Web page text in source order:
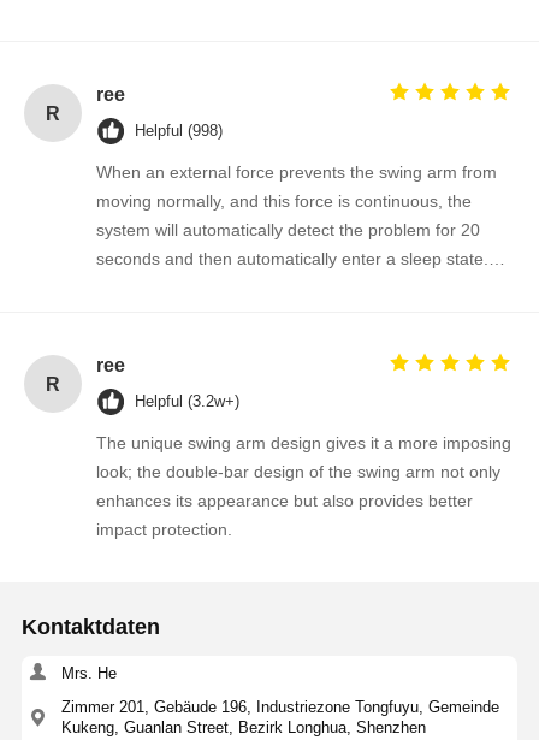
R
ree
Helpful (998)
When an external force prevents the swing arm from
moving normally, and this force is continuous, the
system will automatically detect the problem for 20
seconds and then automatically enter a sleep state.
R
ree
Helpful (3.2w+)
The unique swing arm design gives it a more imposing
look; the double-bar design of the swing arm not only
enhances its appearance but also provides better
impact protection.
Kontaktdaten
Mrs. He
Zimmer 201, Gebäude 196, Industriezone Tongfuyu, Gemeinde
Kukeng, Guanlan Street, Bezirk Longhua, Shenzhen